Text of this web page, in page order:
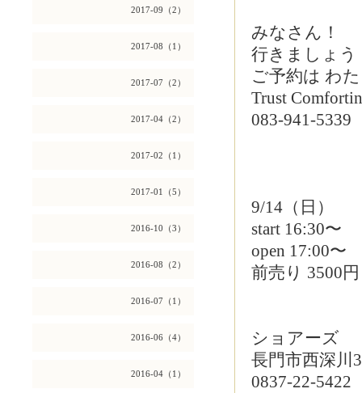
2017-09（2）
2017-08（1）
2017-07（2）
2017-04（2）
2017-02（1）
2017-01（5）
2016-10（3）
2016-08（2）
2016-07（1）
2016-06（4）
2016-04（1）
みなさん！
行きましょう
ご予約は わ
Trust
083-941-5339
9/14（日）
start 16:30〜
open 17:00〜
前売り 3500
ショアーズ
長門市西深川
0837-22-5422